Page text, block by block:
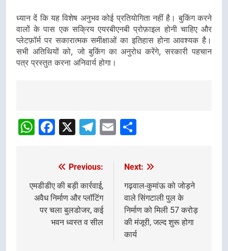
ध्यान दें कि यह विशेष अनुभव कोई प्रतियोगिता नहीं है। बुकिंग करने
वालों के पास एक सक्रिय एयरबीएनबी प्रोफ़ाइल होनी चाहिए और
प्लेटफ़ॉर्म पर सकारात्मक समीक्षाओं का इतिहास होना आवश्यक है।
सभी अतिथियों को, जो बुकिंग का अनुरोध करेंगे, सरकारी पहचान
पत्र प्रस्तुत करना अनिवार्य होगा।
Navigation
WhatsApp
Facebook
X Telegram
Email
navigation
Previous:
एमडीडीए की बड़ी कार्रवाई,
अवैध निर्माण और प्लॉटिंग
पर चला बुलडोजर, कई
भवन ध्वस्त व सील
Next:
गढ़वाल-कुमांऊ को जोड़ने
वाले सिंगटाली पुल के
निर्माण को मिली 57 करोड़
की मंजूरी, जल्द शुरू होगा
कार्य